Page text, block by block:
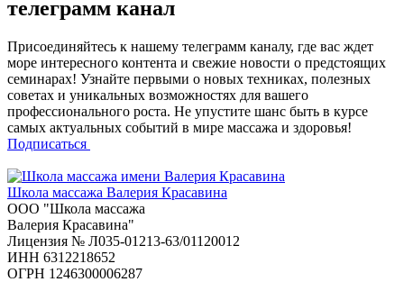
телеграмм канал
Присоединяйтесь к нашему телеграмм каналу, где вас ждет
море интересного контента и свежие новости о предстоящих
семинарах! Узнайте первыми о новых техниках, полезных
советах и уникальных возможностях для вашего
профессионального роста. Не упустите шанс быть в курсе
самых актуальных событий в мире массажа и здоровья!
Подписаться
Школа массажа Валерия Красавина
ООО "Школа массажа
Валерия Красавина"
Лицензия № Л035-01213-63/01120012
ИНН 6312218652
ОГРН 1246300006287